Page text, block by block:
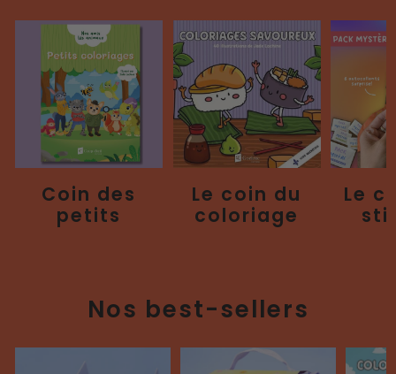
Coin des
petits
Le coin du
coloriage
Le
Nos best-sellers